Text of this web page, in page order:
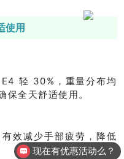
使用
轻 30%，重量分布均
保全天舒适使用。
效减少手部疲劳，降低
现在有优惠活动么？